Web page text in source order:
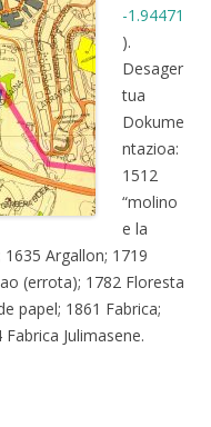
-1.94471
).
Desager
tua
Dokume
ntazioa:
1512
“molino
e la
Argallon; 1719
(errota); 1782 Floresta
papel; 1861 Fabrica;
Julimasene.